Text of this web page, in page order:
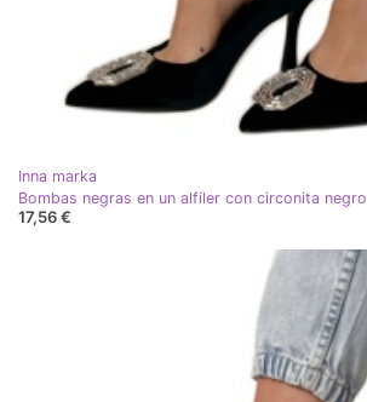
Inna marka
Bombas negras en un alfiler con circonita negro
17,56 €